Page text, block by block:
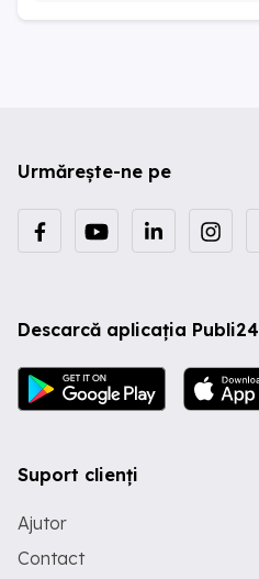
Urmărește-ne pe
Descarcă aplicația Publi24
Suport clienți
Ajutor
Contact